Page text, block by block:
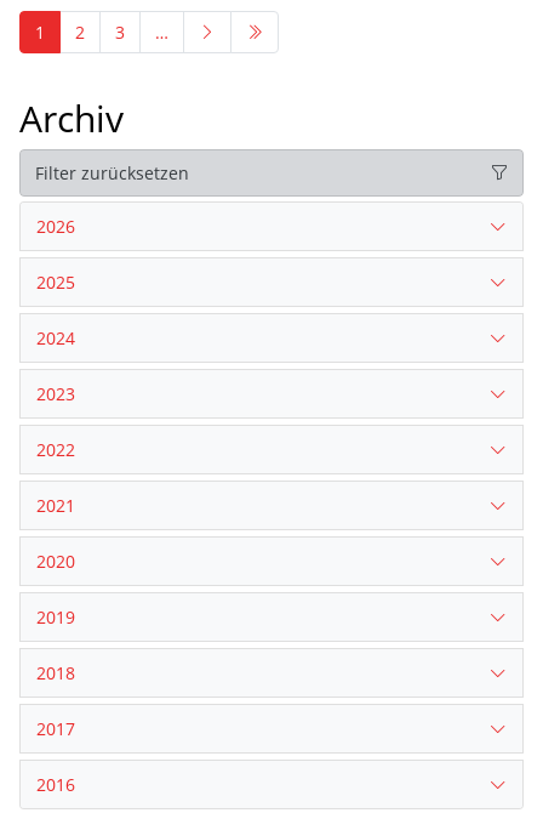
1 2 3 …
Archiv
Filter zurücksetzen
2026
2025
2024
2023
2022
2021
2020
2019
2018
2017
2016